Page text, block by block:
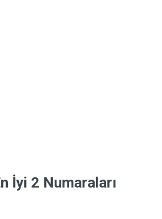
İyi 2 Numaraları